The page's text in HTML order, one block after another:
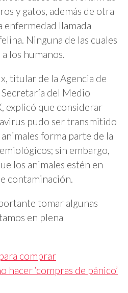
y gatos, además de otra
enfermedad llamada
Ninguna de las cuales
los humanos.
titular de la Agencia de
del Medio
explicó que considerar
pudo ser transmitido
forma parte de la
sin embargo,
los animales estén en
contaminación.
tomar algunas
en plena
comprar
hacer ‘compras de pánico’